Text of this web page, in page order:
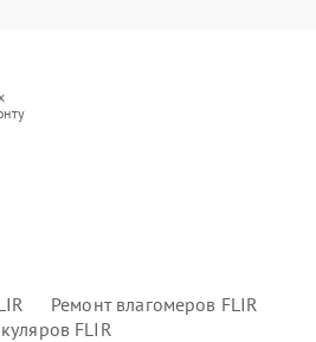
Ремонт влагомеров FLIR
FLIR